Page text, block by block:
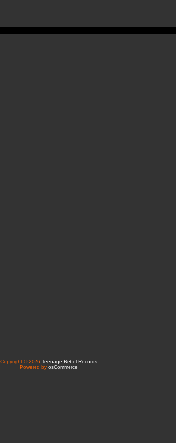
Copyright © 2026 Teenage Rebel Records
Powered by osCommerce